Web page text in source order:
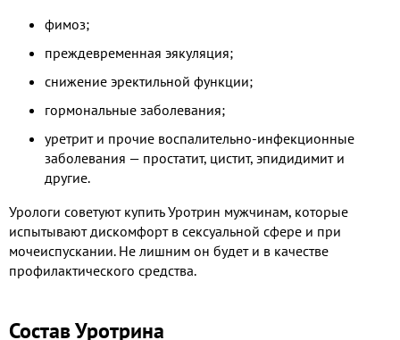
фимоз;
преждевременная эякуляция;
снижение эректильной функции;
гормональные заболевания;
уретрит и прочие воспалительно-инфекционные
заболевания — простатит, цистит, эпидидимит и
другие.
Урологи советуют купить Уротрин мужчинам, которые
испытывают дискомфорт в сексуальной сфере и при
мочеиспускании. Не лишним он будет и в качестве
профилактического средства.
Состав Уротрина